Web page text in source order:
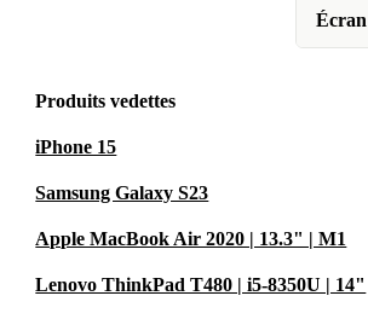
Produits vedettes
iPhone 15
Samsung Galaxy S23
Apple MacBook Air 2020 | 13.3" | M1
Lenovo ThinkPad T480 | i5-8350U | 14"